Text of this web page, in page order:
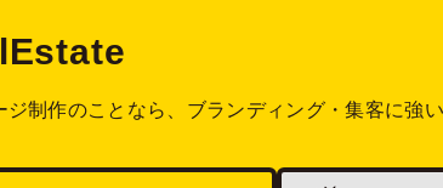
制作のことなら、 ブランディング・集客に強い